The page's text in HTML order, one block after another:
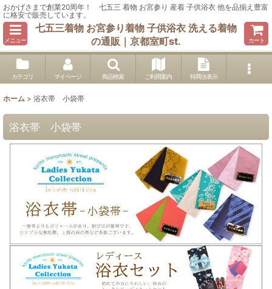
おかげさまで創業20周年！ 七五三 着物 お宮参り 産着 子供浴衣 他を品揃え豊富
に格安で販売しています。
メニュー
七五三着物 お宮参り着物 子供浴衣 洗える着物
の通販｜京都室町st.
カート
カテゴリ マイページ 商品検索 ご利用案内 特商法表示
ホーム > 浴衣帯 小袋帯
浴衣帯 小袋帯